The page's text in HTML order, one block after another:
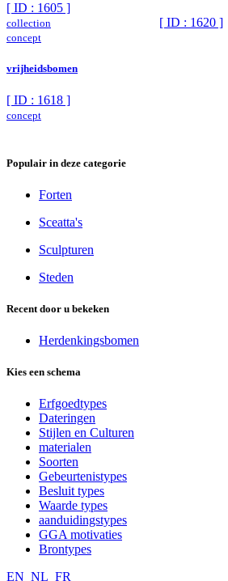
[ ID : 1605 ]
collection [ ID : 1620 ]
concept
vrijheidsbomen
[ ID : 1618 ]
concept
Populair in deze categorie
Forten
Sceatta's
Sculpturen
Steden
Recent door u bekeken
Herdenkingsbomen
Kies een schema
Erfgoedtypes
Dateringen
Stijlen en Culturen
materialen
Soorten
Gebeurtenistypes
Besluit types
Waarde types
aanduidingstypes
GGA motivaties
Brontypes
EN NL FR